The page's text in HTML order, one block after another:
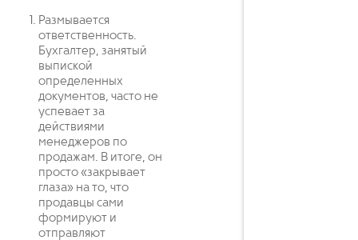
Размывается
ответственность.
Бухгалтер, занятый
выпиской
определенных
документов, часто не
успевает за
действиями
менеджеров по
продажам. В итоге, он
просто «закрывает
глаза» на то, что
продавцы сами
формируют и
отправляют